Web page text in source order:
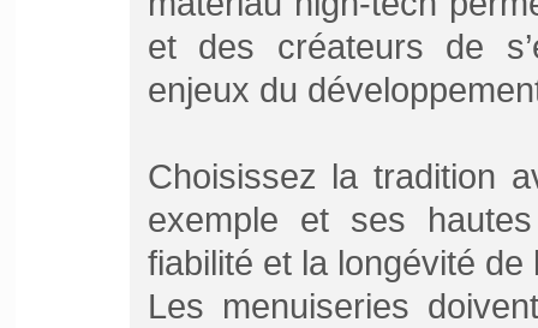
et des créateurs de
enjeux du
Choisissez la tradition
exemple et ses
fiabilité et la longévité
Les menuiseries